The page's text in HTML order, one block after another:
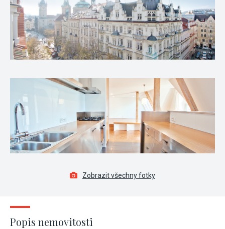
Zobrazit všechny fotky
Popis nemovitosti